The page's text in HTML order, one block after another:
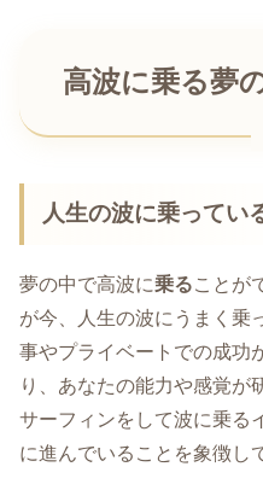
高波に乗る夢
人生の波に乗ってい
夢の中で高波に乗ることが
が今、人生の波にうまく乗
事やプライベートでの成功
り、あなたの能力や感覚が
サーフィンをして波に乗る
に進んでいることを象徴し